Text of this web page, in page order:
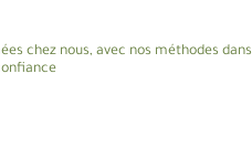
chez nous, avec nos méthodes dans